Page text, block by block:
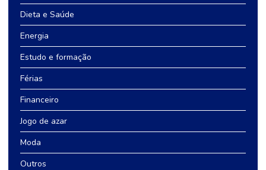
Dieta e Saúde
Energia
Estudo e formação
Férias
Financeiro
Jogo de azar
Moda
Outros